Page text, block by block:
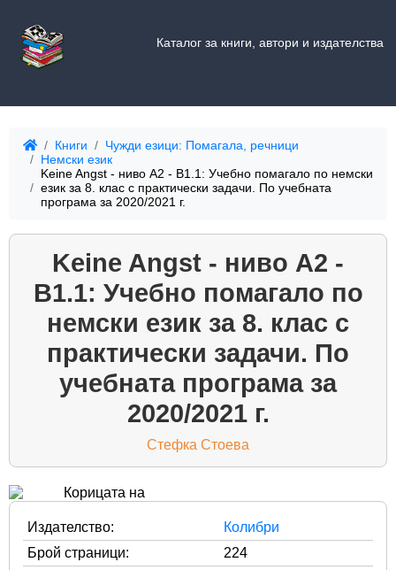
Каталог за книги, автори и издателства
Книги
Чужди езици: Помагала, речници
Немски език
Keine Angst - ниво А2 - В1.1: Учебно помагало по немски
език за 8. клас с практически задачи. По учебната
програма за 2020/2021 г.
Keine Angst - ниво А2 -
В1.1: Учебно помагало по
немски език за 8. клас с
практически задачи. По
учебната програма за
2020/2021 г.
Стефка Стоева
Издателство:
Колибри
Брой страници:
224